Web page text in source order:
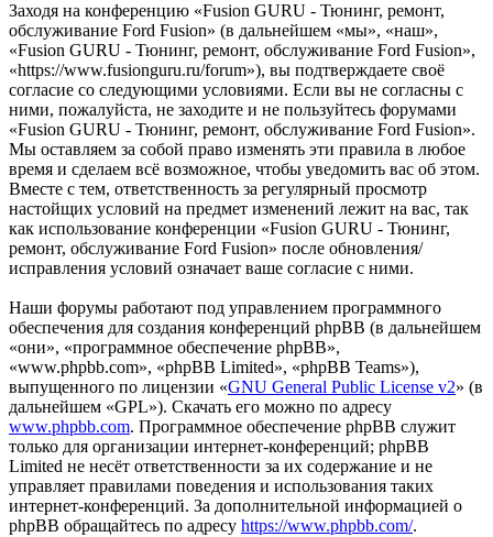
Заходя на конференцию «Fusion GURU - Тюнинг, ремонт,
обслуживание Ford Fusion» (в дальнейшем «мы», «наш»,
«Fusion GURU - Тюнинг, ремонт, обслуживание Ford Fusion»,
«https://www.fusionguru.ru/forum»), вы подтверждаете своё
согласие со следующими условиями. Если вы не согласны с
ними, пожалуйста, не заходите и не пользуйтесь форумами
«Fusion GURU - Тюнинг, ремонт, обслуживание Ford Fusion».
Мы оставляем за собой право изменять эти правила в любое
время и сделаем всё возможное, чтобы уведомить вас об этом.
Вместе с тем, ответственность за регулярный просмотр
настойщих условий на предмет изменений лежит на вас, так
как использование конференции «Fusion GURU - Тюнинг,
ремонт, обслуживание Ford Fusion» после обновления/
исправления условий означает ваше согласие с ними.
Наши форумы работают под управлением программного
обеспечения для создания конференций phpBB (в дальнейшем
«они», «программное обеспечение phpBB»,
«www.phpbb.com», «phpBB Limited», «phpBB Teams»),
выпущенного по лицензии «GNU General Public License v2» (в
дальнейшем «GPL»). Скачать его можно по адресу
www.phpbb.com. Программное обеспечение phpBB служит
только для организации интернет-конференций; phpBB
Limited не несёт ответственности за их содержание и не
управляет правилами поведения и использования таких
интернет-конференций. За дополнительной информацией о
phpBB обращайтесь по адресу https://www.phpbb.com/.